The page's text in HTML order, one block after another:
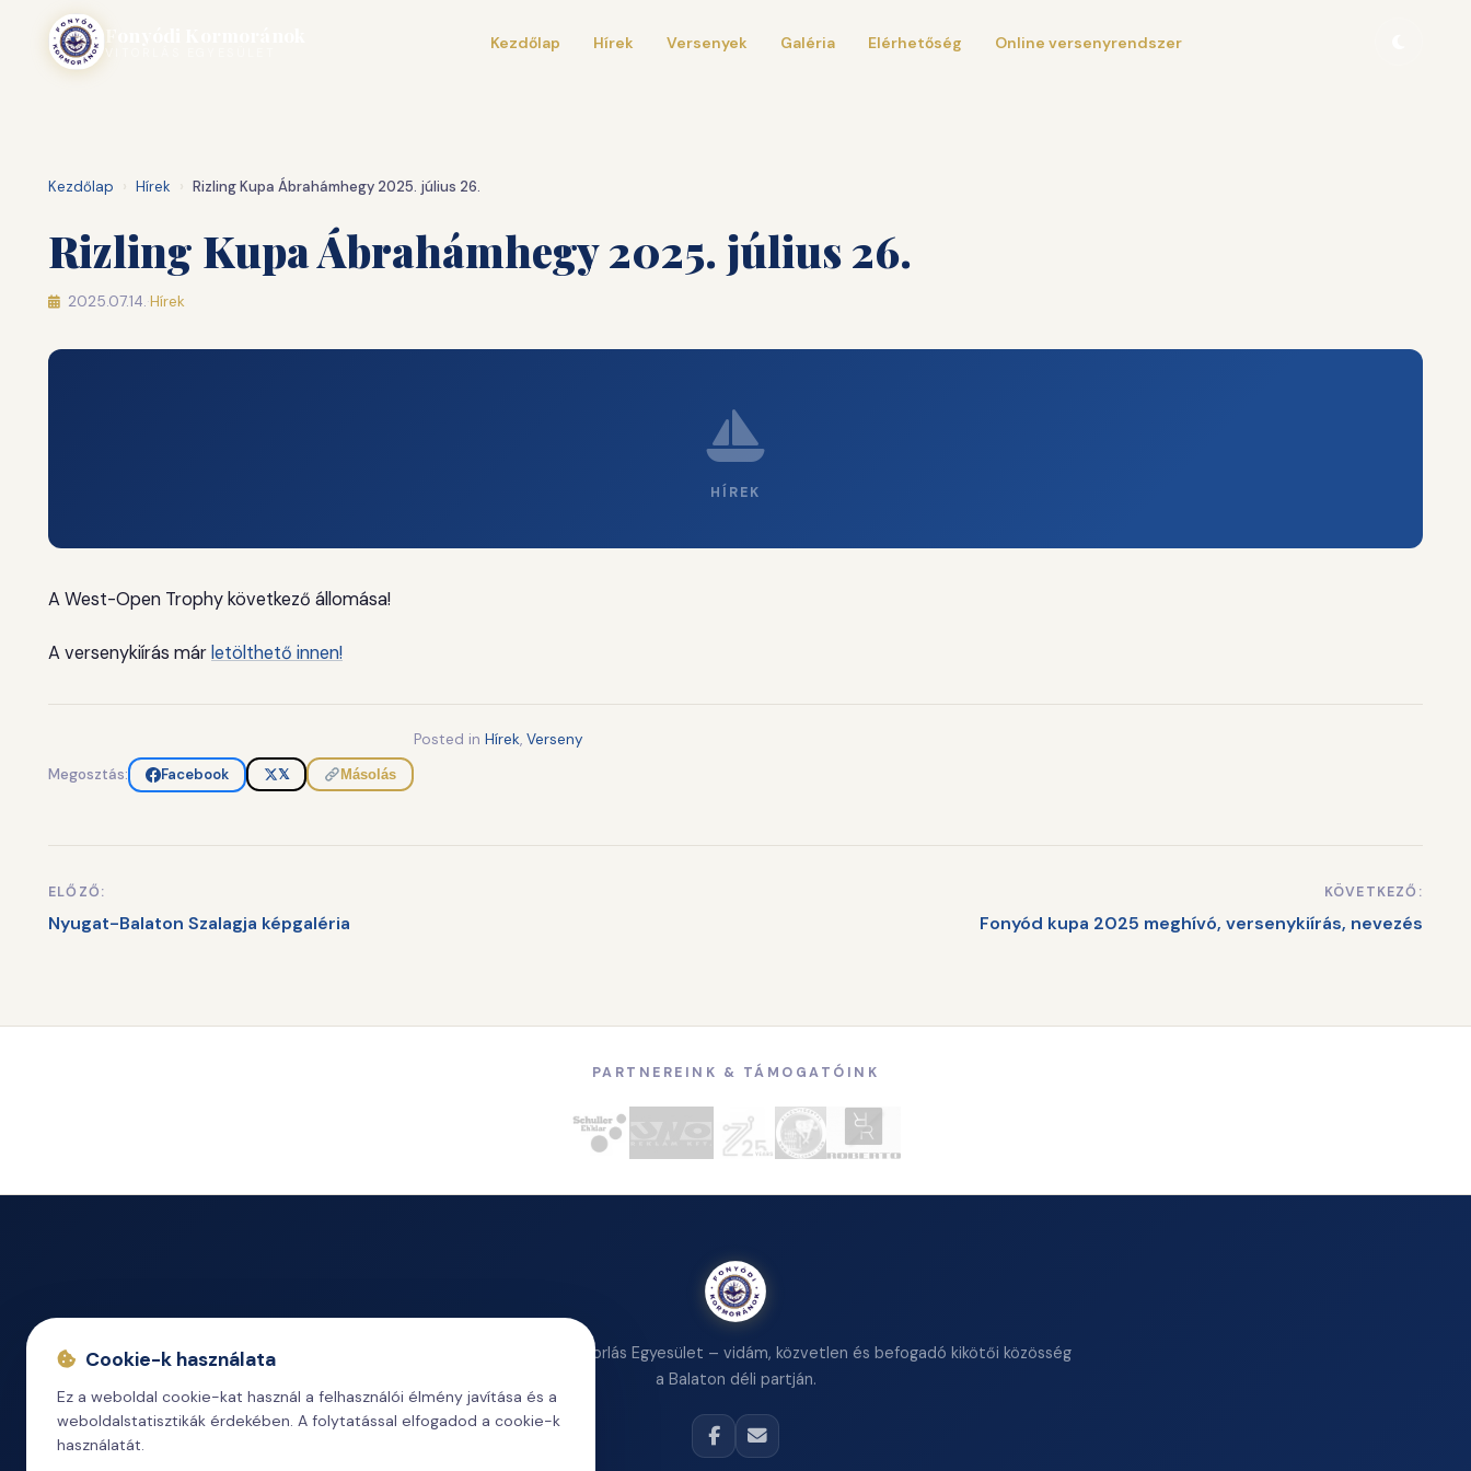
tartalomhoz
Kezdőlap Hírek Versenyek Galéria Elérhetőség Online versenyrendszer
Kezdőlap › Hírek › Rizling Kupa Ábrahámhegy 2025. július 26.
Rizling Kupa Ábrahámhegy 2025. július 26.
2025.07.14.·Hírek
HÍREK
A West-Open Trophy következő állomása!
A versenykiírás márletölthető innen!
Megosztás: Facebook 𝕏 Másolás
Posted in Hírek, Verseny
Bejegyzés
ELŐZŐ:
Nyugat-Balaton Szalagja képgaléria
KÖVETKEZŐ:
Fonyód kupa 2025 meghívó, versenykiírás, nevezés
PARTNEREINK & TÁMOGATÓINK
A Fonyódi Kormoránok Vitorlás Egyesület – vidám, közvetlen és befogadó kikötői közösség
a Balaton déli partján.
Cookie-k használata
Ez a weboldal cookie-kat használ a felhasználói élmény javítása és a
weboldalstatisztikák érdekében. A folytatással elfogadod a cookie-k
használatát.